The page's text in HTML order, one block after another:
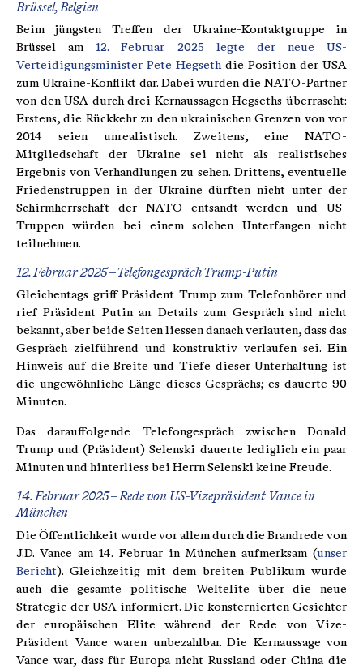
Brüssel, Belgien
Beim jüngsten Treffen der Ukraine-Kontaktgruppe in
Brüssel am12. Februar 2025 legte der neue US-
Verteidigungsminister Pete Hegseth die Position der USA
zum Ukraine-Konflikt dar. Dabei wurden die NATO-Partner
von den USA durch drei Kernaussagen Hegseths überrascht:
Erstens, die Rückkehr zu den ukrainischen Grenzen von vor
2014 seien unrealistisch. Zweitens, eine NATO-
Mitgliedschaft der Ukraine sei nicht als realistisches
Ergebnis von Verhandlungen zu sehen. Drittens, eventuelle
Friedenstruppen in der Ukraine dürften nicht unter der
Schirmherrschaft der NATO entsandt werden und US-
Truppen würden bei einem solchen Unterfangen nicht
teilnehmen.
12. Februar 2025 – Telefongespräch Trump-Putin
Gleichentags griff Präsident Trump zum Telefonhörer und
rief Präsident Putin an. Details zum Gespräch sind nicht
bekannt, aber beide Seiten liessen danach verlauten, dass das
Gespräch zielführend und konstruktiv verlaufen sei. Ein
Hinweis auf die Breite und Tiefe dieser Unterhaltung ist
die ungewöhnliche Länge dieses Gesprächs; es dauerte 90
Minuten.
Das darauffolgende Telefongespräch zwischen Donald
Trump und (Präsident) Selenski dauerte lediglich ein paar
Minuten und hinterliess bei Herrn Selenski keine Freude.
14. Februar 2025 – Rede von US-Vizepräsident Vance in
München
Die Öffentlichkeit wurde vor allem durch die Brandrede von
J.D. Vance am 14. Februar in München aufmerksam (unser
Bericht). Gleichzeitig mit dem breiten Publikum wurde
auch die gesamte politische Weltelite über die neue
Strategie der USA informiert. Die konsternierten Gesichter
der europäischen Elite während der Rede von Vize-
Präsident Vance waren unbezahlbar. Die Kernaussage von
Vance war, dass für Europa nicht Russland oder China die